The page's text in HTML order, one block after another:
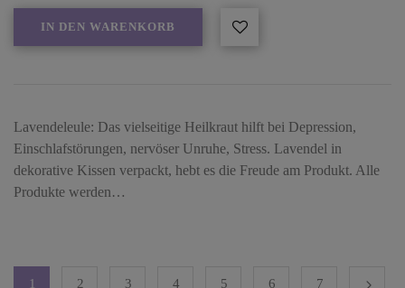
IN DEN WARENKORB
Lavendeleule: Das vielseitige Heilkraut hilft bei Depression,
Einschlafstörungen, nervöser Unruhe, Stress. Lavendel in
dekorative Kissen verpackt, hebt es die Freude am Produkt. Alle
Produkte werden…
1 2 3 4 5 6 7